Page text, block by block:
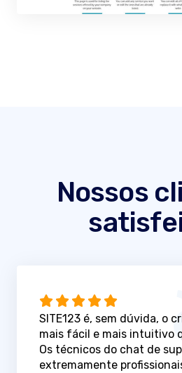
Nossos
SITE123 é, sem dúvida, o
mais fácil e mais intuitivo
Os técnicos do chat de
extremamente